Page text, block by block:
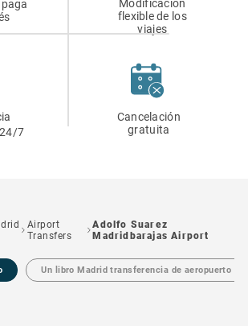
Modificación
flexible de los
viajes
Cancelación
gratuita
7
Airport
Transfers
Adolfo Suarez
Madridbarajas Airport
Un libro Madrid transferencia de aeropuerto